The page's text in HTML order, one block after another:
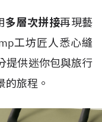
多層次拼接再現藝
工坊匠人悉心縫
提供迷你包與旅行
的旅程。